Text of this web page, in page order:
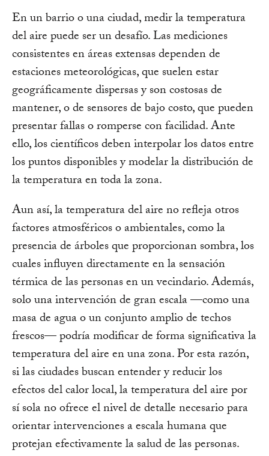
En un barrio o una ciudad, medir la temperatura
del aire puede ser un desafío. Las mediciones
consistentes en áreas extensas dependen de
estaciones meteorológicas, que suelen estar
geográficamente dispersas y son costosas de
mantener, o de sensores de bajo costo, que pueden
presentar fallas o romperse con facilidad. Ante
ello, los científicos deben interpolar los datos entre
los puntos disponibles y modelar la distribución de
la temperatura en toda la zona.
Aun así, la temperatura del aire no refleja otros
factores atmosféricos o ambientales, como la
presencia de árboles que proporcionan sombra, los
cuales influyen directamente en la sensación
térmica de las personas en un vecindario. Además,
solo una intervención de gran escala —como una
masa de agua o un conjunto amplio de techos
frescos— podría modificar de forma significativa la
temperatura del aire en una zona. Por esta razón,
si las ciudades buscan entender y reducir los
efectos del calor local, la temperatura del aire por
sí sola no ofrece el nivel de detalle necesario para
orientar intervenciones a escala humana que
protejan efectivamente la salud de las personas.